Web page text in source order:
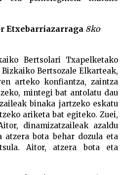
Etxebarriazarraga 8ko
Bertsolari Txapelketako
Bertsozale Elkarteak,
arteko konfiantza, zaintza
mintegi bat antolatu dau
binaka jartzeko eskatu
ariketa bat egiteko. Zuei,
dinamizatzaileak azaldu
atzera bota behar dozula eta
Aitor, atzera bota eta